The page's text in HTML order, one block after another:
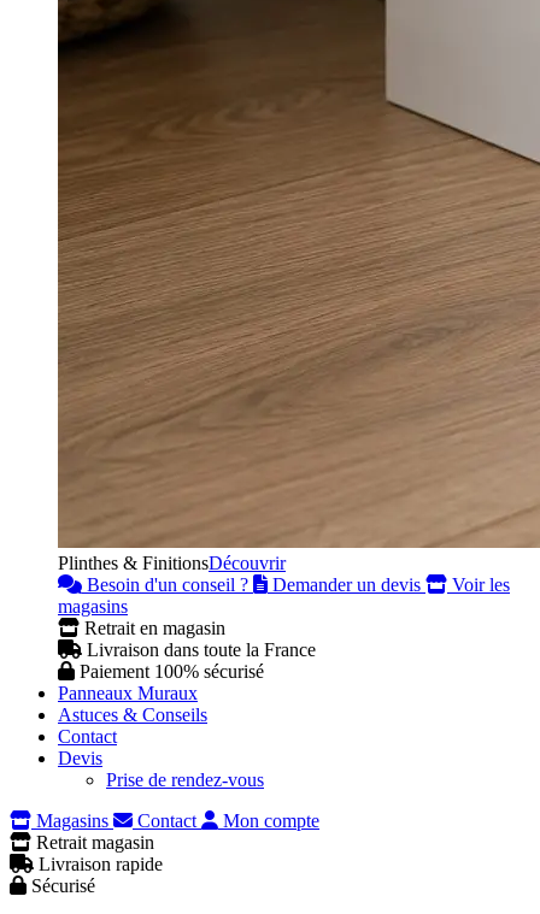
Plinthes & FinitionsDécouvrir
Besoin d'un conseil ?
Demander un devis
Voir les
magasins
Retrait en magasin
Livraison dans toute la France
Paiement 100% sécurisé
Panneaux Muraux
Astuces & Conseils
Contact
Devis
Prise de rendez-vous
Magasins
Contact
Mon compte
Retrait magasin
Livraison rapide
Sécurisé